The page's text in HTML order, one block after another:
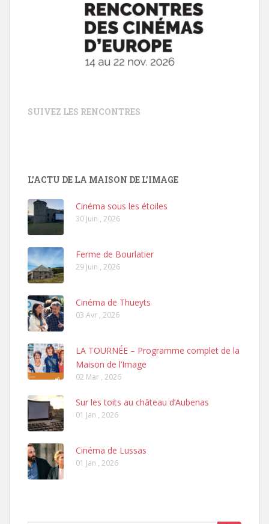
SUIVEZ LES RENCONTRES
L'ACTU DE LA MAISON DE L'IMAGE
Cinéma sous les étoiles
30 Juin , 2026
Ferme de Bourlatier
29 Juin , 2026
Cinéma de Thueyts
03 Avr , 2026
LA TOURNÉE – Programme complet de la
Maison de l’Image
02 Mar , 2026
Sur les toits au château d’Aubenas
01 Jan , 2026
Cinéma de Lussas
01 Jan , 2026